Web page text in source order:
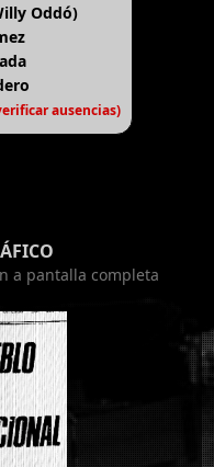
Oddó)
ausencias)
a pantalla completa